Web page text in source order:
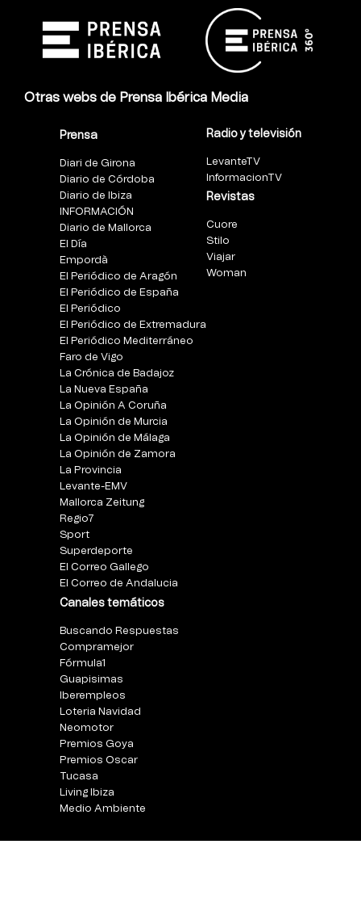
Otras webs de Prensa Ibérica Media
Prensa
Diari de Girona
Diario de Córdoba
Diario de Ibiza
INFORMACIÓN
Diario de Mallorca
El Día
Empordà
El Periódico de Aragón
El Periódico de España
El Periódico
El Periódico de Extremadura
El Periódico Mediterráneo
Faro de Vigo
La Crónica de Badajoz
La Nueva España
La Opinión A Coruña
La Opinión de Murcia
La Opinión de Málaga
La Opinión de Zamora
La Provincia
Levante-EMV
Mallorca Zeitung
Regio7
Sport
Superdeporte
El Correo Gallego
El Correo de Andalucia
Canales temáticos
Buscando Respuestas
Compramejor
Fórmula1
Guapisimas
Iberempleos
Loteria Navidad
Neomotor
Premios Goya
Premios Oscar
Tucasa
Living Ibiza
Medio Ambiente
Radio y televisión
LevanteTV
InformacionTV
Revistas
Cuore
Stilo
Viajar
Woman